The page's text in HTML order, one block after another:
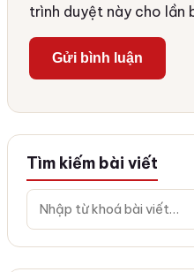
trình duyệt này cho lần
Tìm kiếm bài viết